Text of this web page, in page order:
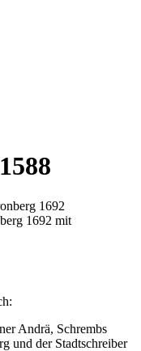
1692 mit
Andrä, Schrembs
und der Stadtschreiber